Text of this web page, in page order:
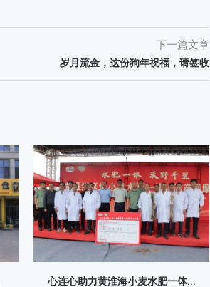
下一篇文章
岁月流金，这份狗年祝福，请签收
心连心助力黄淮海小麦水肥一体...